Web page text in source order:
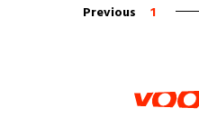
Previous 1